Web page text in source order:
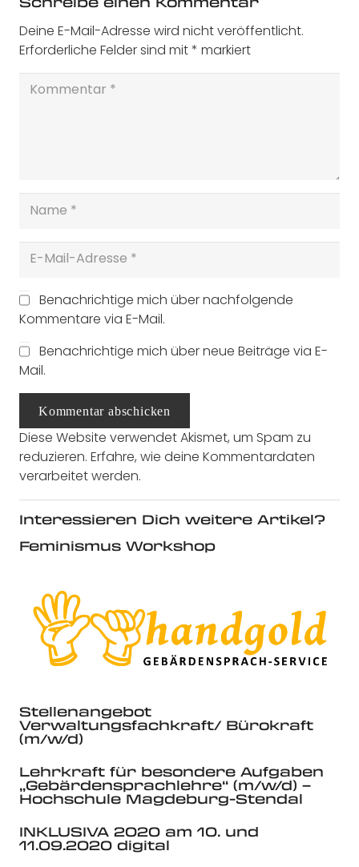
Deine E-Mail-Adresse wird nicht veröffentlicht.
Erforderliche Felder sind mit* markiert
Benachrichtige mich über nachfolgende
Kommentare via E-Mail.
Benachrichtige mich über neue Beiträge via E-
Mail.
Kommentar abschicken
Diese Website verwendet Akismet, um Spam zu
reduzieren. Erfahre, wie deine Kommentardaten
verarbeitet werden.
Interessieren Dich weitere Artikel?
Feminismus Workshop
Stellenangebot
Verwaltungsfachkraft/ Bürokraft
(m/w/d)
Lehrkraft für besondere Aufgaben
„Gebärdensprachlehre“ (m/w/d) –
Hochschule Magdeburg-Stendal
INKLUSIVA 2020 am 10. und
11.09.2020 digital